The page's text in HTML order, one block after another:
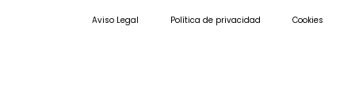
Aviso Legal Política de privacidad Cookies